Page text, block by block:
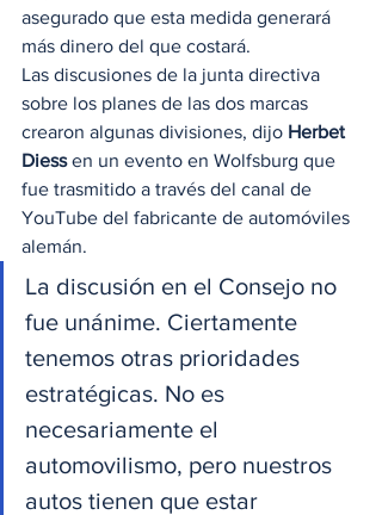
asegurado que esta medida generará
más dinero del que costará.
Las discusiones de la junta directiva
sobre los planes de las dos marcas
crearon algunas divisiones, dijo Herbet
Diess en un evento en Wolfsburg que
fue trasmitido a través del canal de
YouTube del fabricante de automóviles
alemán.
La discusión en el Consejo no
fue unánime. Ciertamente
tenemos otras prioridades
estratégicas. No es
necesariamente el
automovilismo, pero nuestros
autos tienen que estar